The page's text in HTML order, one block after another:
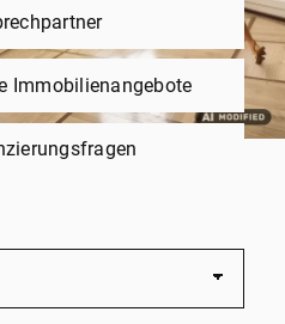
Immobilienangebote